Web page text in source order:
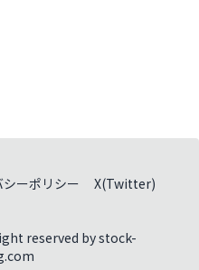
ーポリシー X(Twitter)
reserved by stock-